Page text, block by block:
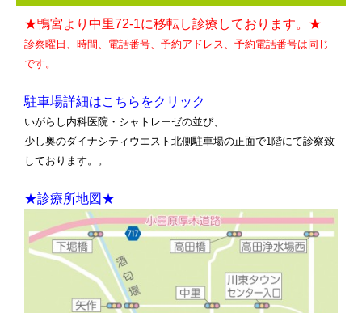
★鴨宮より中里72-1に移転し診療しております。★
診察曜日、時間、電話番号、予約アドレス、予約電話番号は同じ
です。
駐車場詳細はこちらをクリック
いがらし内科医院・シャトレーゼの並び、
少し奥のダイナシティウエスト北側駐車場の正面で1階にて診察致
しております。。
★診療所地図★